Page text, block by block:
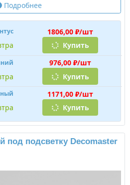
Подробнее
1806,00 ₽/шт
Купить
976,00 ₽/шт
Купить
1171,00 ₽/шт
Купить
под подсветку Decomaster